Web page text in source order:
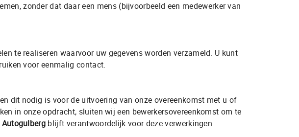
zonder dat daar een mens (bijvoorbeeld een medewerker van
te realiseren waarvoor uw gegevens worden verzameld. U kunt
voor eenmalig contact.
dit nodig is voor de uitvoering van onze overeenkomst met u of
in onze opdracht, sluiten wij een bewerkersovereenkomst om te
Autogulberg blijft verantwoordelijk voor deze verwerkingen.